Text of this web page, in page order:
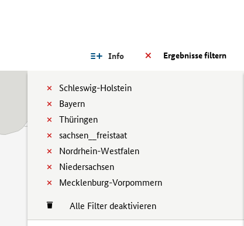
Ergebnisse filtern
Info
Schleswig-Holstein
Bayern
Thüringen
sachsen__freistaat
Nordrhein-Westfalen
Niedersachsen
Mecklenburg-Vorpommern
Alle Filter deaktivieren